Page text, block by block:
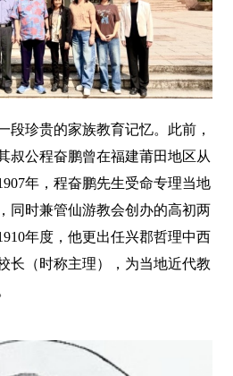
段珍贵的家族教育记忆。此前，
叔公程奋鹏曾在福建莆田地区从
年，程奋鹏先生受命专理当地
同时兼管仙游教会创办的高初两
年度，他更出任兴郡哲理中西
长（时称主理），为当地近代教